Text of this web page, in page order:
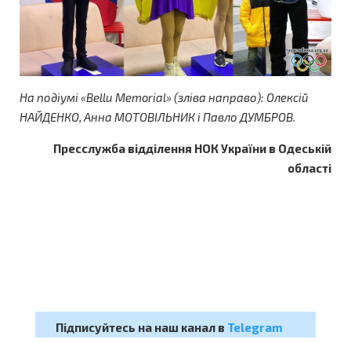
На подіумі «Bellu Memorial» (зліва направо): Олексій
НАЙДЕНКО, Анна МОТОВІЛЬНИК і Павло ДУМБРОВ.
Пресслужба відділення НОК України в Одеській
області
Підписуйтесь на наш канал в Telegram